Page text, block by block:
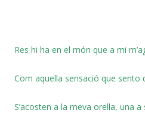
Res hi ha en el món que a mi
Com aquella sensació que sento
S’acosten a la meva orella, una